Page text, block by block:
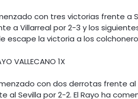
con tres victorias frente a
a Villarreal por 2-3 y los
escape la victoria a los
VALLECANO 1X
con dos derrotas frente
al Sevilla por 2-2. El Rayo ha